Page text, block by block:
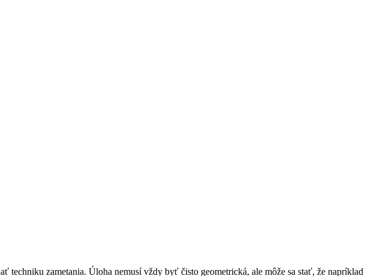
techniku zametania. Úloha nemusí vždy byť čisto geometrická, ale môže sa stať, že napríklad